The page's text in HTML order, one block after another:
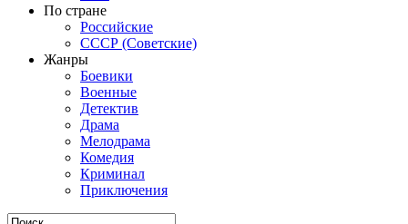
По стране
Российские
СССР (Советские)
Жанры
Боевики
Военные
Детектив
Драма
Мелодрама
Комедия
Криминал
Приключения